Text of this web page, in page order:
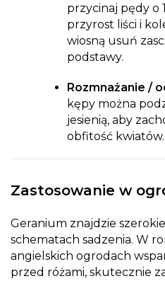
przycinaj pędy o
przyrost liści i
wiosną usuń
podstawy.
Rozmnażanie /
kępy można
jesienią, aby
obfitość kwiatów.
Zastosowanie w
Geranium znajdzie
schematach sadzenia. W
angielskich ogrodach
przed różami, skutecznie